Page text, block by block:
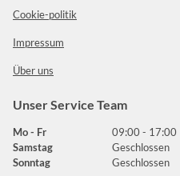
Cookie-politik
Impressum
Über uns
Unser Service Team
Mo - Fr
09:00 - 17:00
Samstag
Geschlossen
Sonntag
Geschlossen